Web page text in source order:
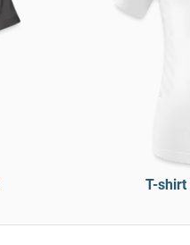
T-shirt